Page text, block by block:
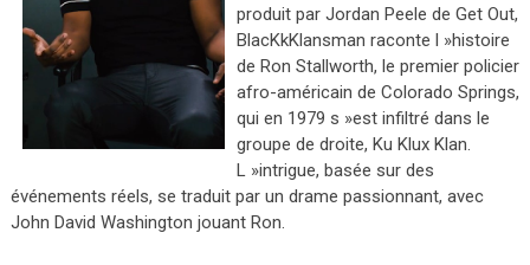
produit par Jordan Peele de Get Out,
BlacKkKlansman raconte l »histoire
de Ron Stallworth, le premier policier
afro-américain de Colorado Springs,
qui en 1979 s »est infiltré dans le
groupe de droite, Ku Klux Klan.
L »intrigue, basée sur des
événements réels, se traduit par un drame passionnant, avec
John David Washington jouant Ron.